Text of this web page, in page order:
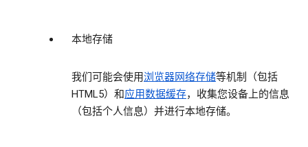
本地存储
我们可能会使用浏览器网络存储等机制（包括
HTML5）和应用数据缓存，收集您设备上的信息
（包括个人信息）并进行本地存储。